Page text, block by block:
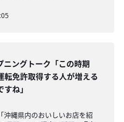
ニングトーク「この時期
転免許取得する人が増える
すね」
沖縄県内のおいしいお店を紹